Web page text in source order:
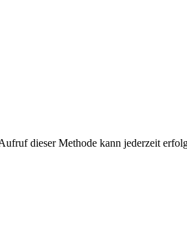
dieser Methode kann jederzeit